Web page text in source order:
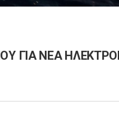
ΓΙΑ ΝΕΑ